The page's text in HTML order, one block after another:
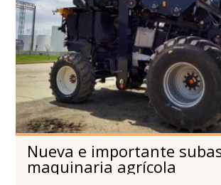
Nueva e importante
maquinaria agrícola